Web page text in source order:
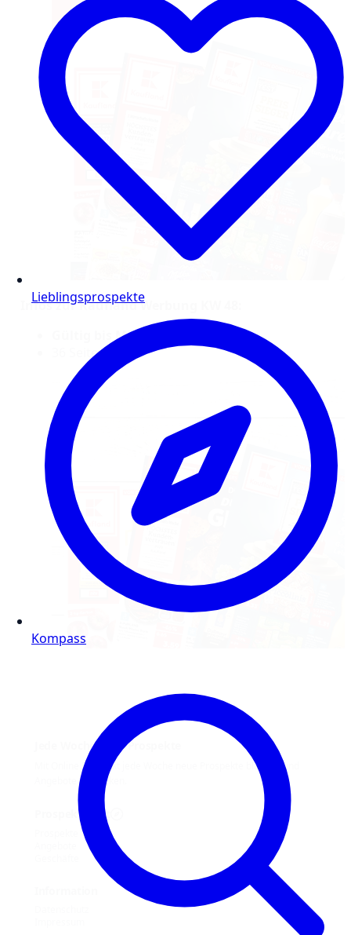
Infos zur Kaufland Werbung KW 48:
Gültig bis Mittwoch, 3.12.25
36 Seiten
Jede Woche neue Prospekte
Mit Online Prospekt jede Woche neue Prospekte blättern und
Angebote entdecken.
Prospekt-Welt
Lieblingsprospekte
Kompass